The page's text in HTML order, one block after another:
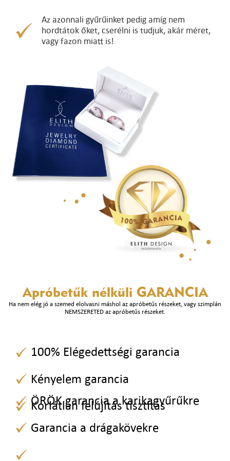
Az azonnali gyűrűinket pedig amíg nem
hordtátok őket, cserélni is tudjuk, akár méret,
vagy fazon miatt is!
Apróbetűk nélküli GARANCIA
Ha nem elég jó a szemed elolvasni máshol az apróbetűs részeket, vagy szimplán
NEMSZERETED az apróbetűs részeket.
100% Elégedettségi garancia
Kényelem garancia
Korlátlan felújítás tisztítás
ÖRÖK garancia a karikagyűrűkre
Garancia a drágakövekre